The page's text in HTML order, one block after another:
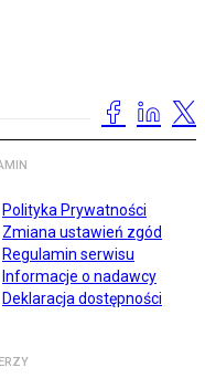
Polityka Prywatności
Zmiana ustawień zgód
Regulamin serwisu
Informacje o nadawcy
Deklaracja dostępności